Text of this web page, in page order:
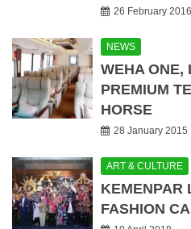
26 February 2016
NEWS
WEHA ONE,
PREMIUM
HORSE
28 January 2015
ART & CULTURE
KEMENPAR
FASHION